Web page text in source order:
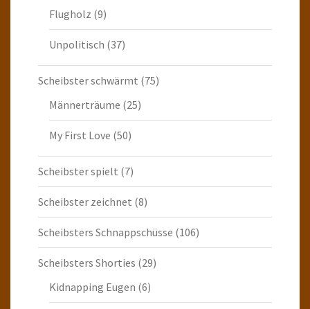
Flugholz (9)
Unpolitisch (37)
Scheibster schwärmt (75)
Männerträume (25)
My First Love (50)
Scheibster spielt (7)
Scheibster zeichnet (8)
Scheibsters Schnappschüsse (106)
Scheibsters Shorties (29)
Kidnapping Eugen (6)